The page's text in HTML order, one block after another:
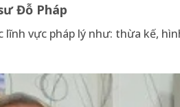
Đỗ Pháp
vực pháp lý như: thừa kế,